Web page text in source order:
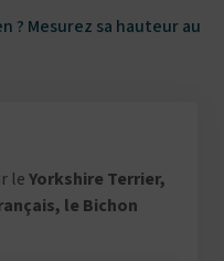
? Mesurez sa hauteur au
leYorkshire Terrier,
le Bichon